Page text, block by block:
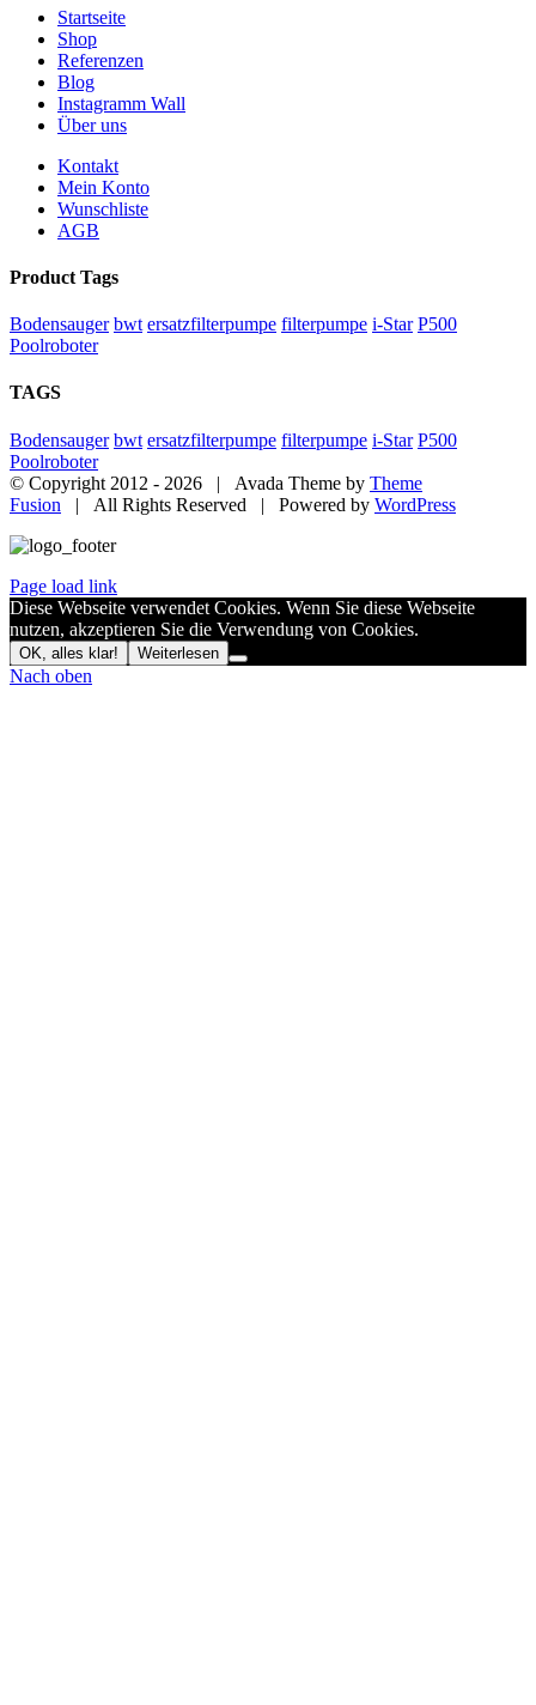
Startseite
Shop
Referenzen
Blog
Instagramm Wall
Über uns
Kontakt
Mein Konto
Wunschliste
AGB
Product Tags
Bodensauger bwt ersatzfilterpumpe filterpumpe i-Star P500
Poolroboter
TAGS
Bodensauger bwt ersatzfilterpumpe filterpumpe i-Star P500
Poolroboter
© Copyright 2012 - 2026 | Avada Theme by Theme
Fusion | All Rights Reserved | Powered by WordPress
Page load link
Diese Webseite verwendet Cookies. Wenn Sie diese Webseite
nutzen, akzeptieren Sie die Verwendung von Cookies.
OK, alles klar! Weiterlesen
Nach oben